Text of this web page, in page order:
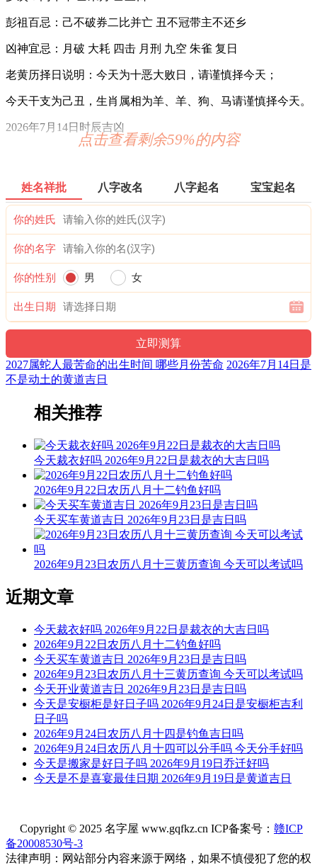
彭祖百忌：己不破券二比并亡 丑不冠带主不还乡
凶神宜忌：月破 大耗 四击 月刑 九空 朱雀 复日
老黄历择日说明：今天为十恶大败日，请谨慎择今天；
今天干支为己丑，生肖属相为羊、羊、狗、马请谨慎择今天。
2026年7月14日时辰吉凶
宜：赴任 出行 求财 嫁娶 移徙 开业 安葬
忌：白虎须用 麒麟符制 否则 诸事不宜 修造 动土
1时-3时 乙丑时： 沖羊 煞东 时沖乙未 玉堂 少微 唐符
宜：修造 盖屋 移徙 安床 入宅 开业 开仓 赴任 出行 见贵 求财
订婚 嫁娶 进人口
忌：
3时-5时 丙寅时： 沖猴 煞北 时沖丙申 天贼 路空 天地
宜：合嵴 嫁娶 修造 安葬
忌：祭祀 祈福 斋醮 酬神
5时-7时 丁卯时： 沖鸡 煞西 时沖丁酉 元武 不遇 路空 三合
忌：赴任 出行 修造 动土 祭祀 祈福 斋醮 开光
7时-9时 戊辰时： 沖狗 煞南 时沖戊戍 司命 右弼 凤
宜：作灶 祭祀 祈福 斋醮 酬神 修造 赴任 见贵 求财 出行 嫁娶
进人口 移徙 安葬
忌：
宜：
忌：日时相沖 诸事不宜
11时-13时 庚午时： 沖鼠 煞北 时沖庚子 地兵 禄贵 青龙
宜：祈福 求嗣 出行 求财 嫁娶 安葬
忌：修造 动土
13时-15时 辛未时： 沖牛 煞西 时沖辛丑 三合 天赦 明堂 武曲
宜：祈福 求嗣 订婚 嫁娶 出行 求财 开业 交易 安床 修造 入宅
安葬 祭祀
15时-17时 壬申时： 沖虎 煞南 时沖壬寅 天刑 六戊 雷兵 太阳
宜：入宅 修造 安葬
点击查看剩余59%的内容
姓名祥批 八字改名 八字起名 宝宝起名
你的姓氏
你的名字
你的性别 男 女
出生日期
2027属蛇人最苦命的出生时间 哪些月份苦命 2026年7月14日是
不是动土的黄道吉日
相关推荐
今天裁衣好吗 2026年9月22日是裁衣的大吉日吗
2026年9月22日农历八月十二钓鱼好吗
今天买车黄道吉日 2026年9月23日是吉日吗
2026年9月23日农历八月十三黄历查询 今天可以考试吗
近期文章
今天裁衣好吗 2026年9月22日是裁衣的大吉日吗
2026年9月22日农历八月十二钓鱼好吗
今天买车黄道吉日 2026年9月23日是吉日吗
2026年9月23日农历八月十三黄历查询 今天可以考试吗
今天开业黄道吉日 2026年9月23日是吉日吗
今天是安橱柜是好日子吗 2026年9月24日是安橱柜吉利
日子吗
2026年9月24日农历八月十四是钓鱼吉日吗
2026年9月24日农历八月十四可以分手吗 今天分手好吗
今天是搬家是好日子吗 2026年9月19日乔迁好吗
今天是不是喜宴最佳日期 2026年9月19日是黄道吉日
Copyright © 2025 名字屋 www.gqfkz.cn ICP备案号： 赣ICP
备20008530号-3
法律声明：网站部分内容来源于网络，如果不慎侵犯了您的权